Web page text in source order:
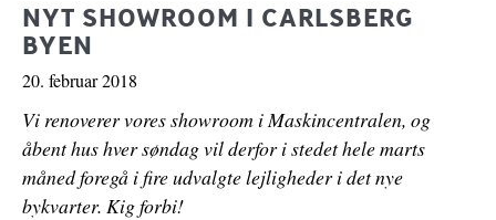
SPIS
NYHEDER
PARKERING
NYT SHOWROOM I CARLSBERG
BYEN
20. februar 2018
Vi renoverer vores showroom i Maskincentralen, og
åbent hus hver søndag vil derfor i stedet hele marts
måned foregå i fire udvalgte lejligheder i det nye
bykvarter. Kig forbi!